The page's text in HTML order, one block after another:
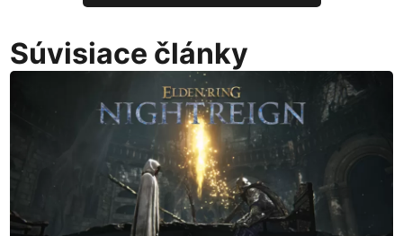
Súvisiace články